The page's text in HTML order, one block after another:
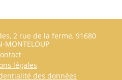
2 rue de la ferme, 91680
MONTELOUP
légales
des données